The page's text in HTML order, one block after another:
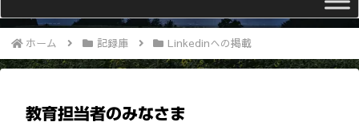
ホーム 記録庫 Linkedinへの掲載
教育担当者のみなさま